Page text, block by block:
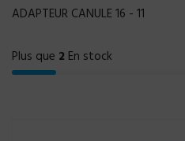
ADAPTEUR CANULE 16 - 11
Plus que 2 En stock